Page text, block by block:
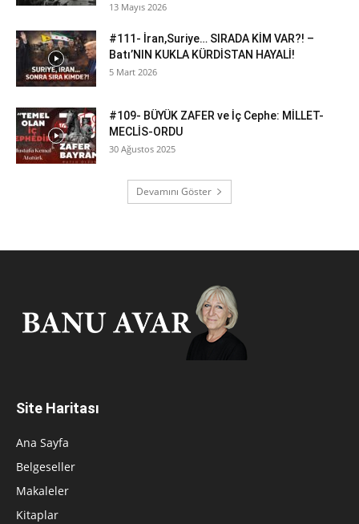
13 Mayıs 2026
#111- İran,Suriye… SIRADA KİM VAR?! –
Batı’NIN KUKLA KÜRDİSTAN HAYALİ!
5 Mart 2026
#109- BÜYÜK ZAFER ve İç Cephe: MİLLET-
MECLİS-ORDU
30 Ağustos 2025
Devamını Göster
Site Haritası
Ana Sayfa
Belgeseller
Makaleler
Kitaplar